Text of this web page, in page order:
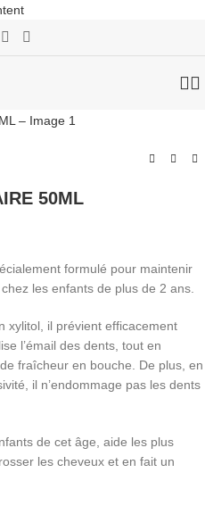
50ML
formulé pour maintenir
les enfants de plus de 2 ans.
xylitol, il prévient efficacement
l’émail des dents, tout en
fraîcheur en bouche. De plus, en
il n’endommage pas les dents
de cet âge, aide les plus
les cheveux et en fait un